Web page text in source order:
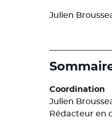
Julien
Coordination
Julien
Rédacteur en